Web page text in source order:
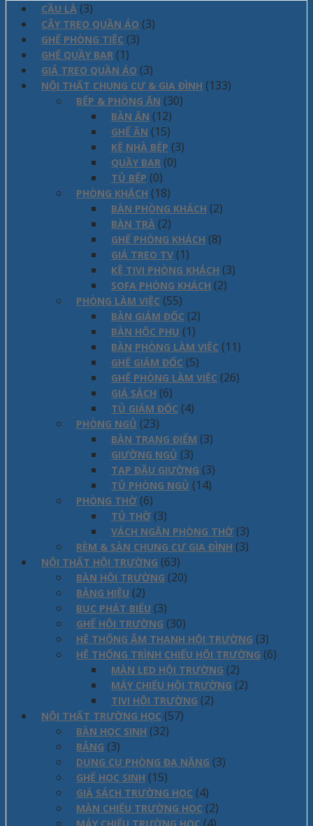
CẦU LÀ (3)
CÂY TREO QUẦN ÁO (3)
GHẾ PHÒNG TIỆC (3)
GHẾ QUẦY BAR (1)
GIÁ TREO QUẦN ÁO (3)
NỘI THẤT CHUNG CƯ & GIA ĐÌNH (133)
BẾP & PHÒNG ĂN (30)
BÀN ĂN (12)
GHẾ ĂN (15)
KỆ NHÀ BẾP (3)
QUẦY BAR (0)
TỦ BẾP (0)
PHÒNG KHÁCH (18)
BÀN PHÒNG KHÁCH (2)
BÀN TRÀ (2)
GHẾ PHÒNG KHÁCH (8)
GIÁ TREO TV (1)
KỆ TIVI PHÒNG KHÁCH (3)
SOFA PHÒNG KHÁCH (2)
PHÒNG LÀM VIỆC (55)
BÀN GIÁM ĐỐC (2)
BÀN HỘC PHỤ (1)
BÀN PHÒNG LÀM VIỆC (11)
GHẾ GIÁM ĐỐC (5)
GHẾ PHÒNG LÀM VIỆC (26)
GIÁ SÁCH (6)
TỦ GIÁM ĐỐC (4)
PHÒNG NGỦ (23)
BÀN TRANG ĐIỂM (3)
GIƯỜNG NGỦ (3)
TAP ĐẦU GIƯỜNG (3)
TỦ PHÒNG NGỦ (14)
PHÒNG THỜ (6)
TỦ THỜ (3)
VÁCH NGĂN PHÒNG THỜ (3)
RÈM & SÀN CHUNG CƯ GIA ĐÌNH (3)
NỘI THẤT HỘI TRƯỜNG (63)
BÀN HỘI TRƯỜNG (20)
BẢNG HIỆU (2)
BỤC PHÁT BIỂU (3)
GHẾ HỘI TRƯỜNG (30)
HỆ THỐNG ÂM THANH HỘI TRƯỜNG (3)
HỆ THỐNG TRÌNH CHIẾU HỘI TRƯỜNG (6)
MÀN LED HỘI TRƯỜNG (2)
MÁY CHIẾU HỘI TRƯỜNG (2)
TIVI HỘI TRƯỜNG (2)
NỘI THẤT TRƯỜNG HỌC (57)
BÀN HỌC SINH (32)
BẢNG (3)
DỤNG CỤ PHÒNG ĐA NĂNG (3)
GHẾ HỌC SINH (15)
GIÁ SÁCH TRƯỜNG HỌC (4)
MÀN CHIẾU TRƯỜNG HỌC (2)